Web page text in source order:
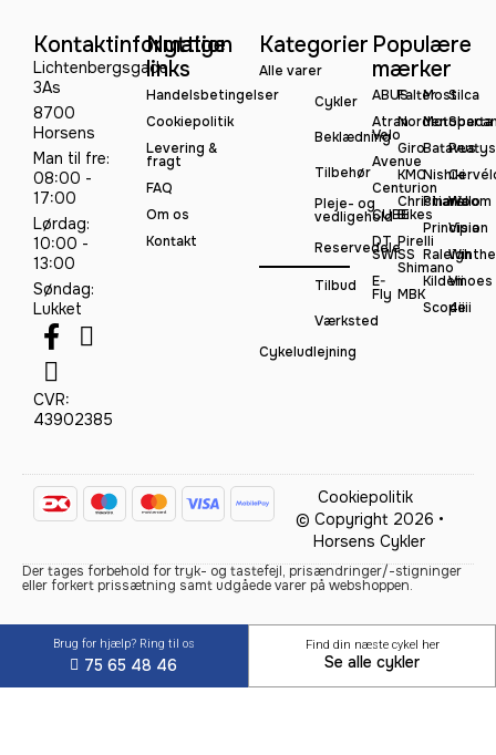
Kontaktinformation
Lichtenbergsgade
3As
8700
Horsens
Man til fre:
08:00 -
17:00
Lørdag:
10:00 -
13:00
Søndag:
Lukket
CVR:
43902385
Nyttige
links
Handelsbetingelser
Cookiepolitik
Levering &
fragt
FAQ
Om os
Kontakt
Kategorier
Alle varer
Cykler
Beklædning
Tilbehør
Pleje- og
vedligehold
Reservedele
Tilbud
Værksted
Cykeludlejning
Populære
mærker
ABUS
Atran
Velo
Avenue
Centurion
CUBE
DT
SWISS
E-
Fly
Falter
Norden
Giro
KMC
Christiania
Bikes
Pirelli
Shimano
MBK
Most
Batavus
Nishiki
Pinarello
Principia
Raleigh
Kildemoes
Scope
Silca
Sparta
Peatys
Woom
Vision
Vii
4iiii
Cookiepolitik
© Copyright 2026 •
Horsens Cykler
Der tages forbehold for tryk- og tastefejl, prisændringer/-stigninger
eller forkert prissætning samt udgåede varer på webshoppen.
Brug for hjælp? Ring til os
75 65 48 46
Find din næste cykel her
Se alle cykler